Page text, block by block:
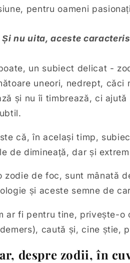
pentru oameni
Și nu uita, aceste
un subiect delicat -
uneori, nedrept, căci
și nu îi timbrează, ci
că, în același timp,
de dimineață, dar și
zodie de foc, sunt mânată
și aceste semne de
ar fi pentru tine, privește-o
caută și, cine știe,
despre zodii, în